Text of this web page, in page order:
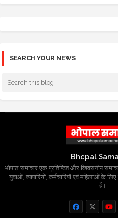
SEARCH YOUR NEWS
Bhopal
भोपाल समाचार एक प्रतिष्ठित और विश्वसनीय
युवाओं, व्यापारियों, कर्मचारियों एवं महिलाओं के
हैं।